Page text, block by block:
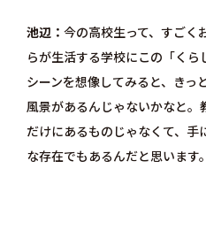
池辺
今の高校生って、すごく
らが生活する学校にこの「くら
シーンを想像してみると、きっ
風景があるんじゃないかなと。
だけにあるものじゃなくて、手
な存在でもあるんだと思います。